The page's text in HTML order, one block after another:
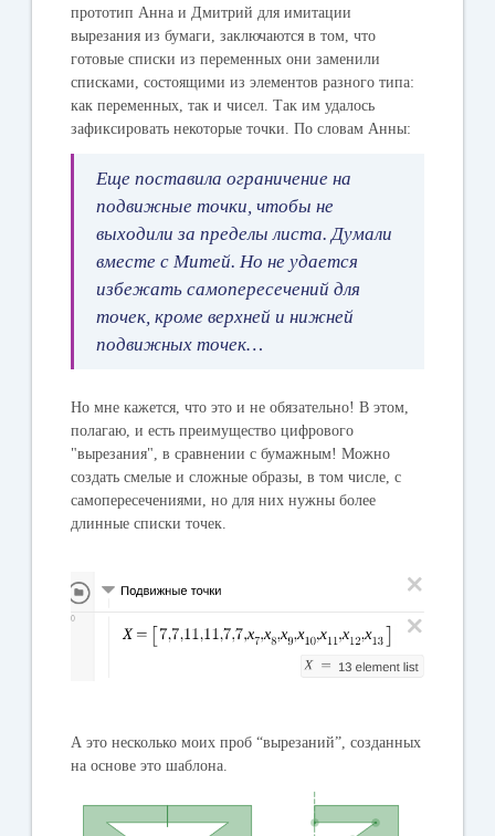
прототип Анна и Дмитрий для имитации
вырезания из бумаги, заключаются в том, что
готовые списки из переменных они заменили
списками, состоящими из элементов разного типа:
как переменных, так и чисел. Так им удалось
зафиксировать некоторые точки. По словам Анны:
Еще поставила ограничение на
подвижные точки, чтобы не
выходили за пределы листа. Думали
вместе с Митей. Но не удается
избежать самопересечений для
точек, кроме верхней и нижней
подвижных точек…
Но мне кажется, что это и не обязательно! В этом,
полагаю, и есть преимущество цифрового
"вырезания", в сравнении с бумажным! Можно
создать смелые и сложные образы, в том числе, с
самопересечениями, но для них нужны более
длинные списки точек.
А это несколько моих проб “вырезаний”, созданных
на основе это шаблона.